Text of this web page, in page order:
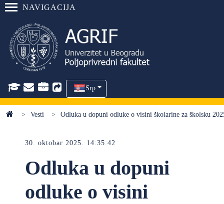
NAVIGACIJA
Srp
Vesti Odluka u dopuni odluke o visini školarine za školsku
30. oktobar 2025. 14:35:42
Odluka u dopuni
odluke o visini